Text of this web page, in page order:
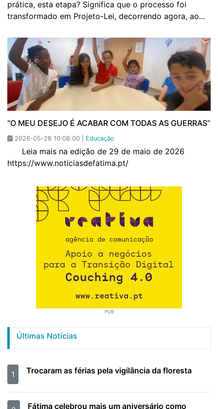
prática, esta etapa? Significa que o processo foi
transformado em Projeto-Lei, decorrendo agora, ao...
“O MEU DESEJO É ACABAR COM TODAS AS GUERRAS”
2026-05-28 10:08:00 | Educação
Leia mais na edição de 29 de maio de 2026
https://www.noticiasdefatima.pt/
PUB
Últimas Notícias
1 Trocaram as férias pela vigilância da floresta
Fátima celebrou mais um aniversário como